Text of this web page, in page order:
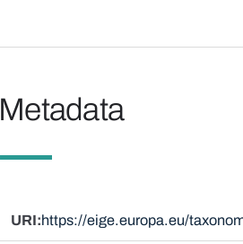
Metadata
URI https://eige.europa.eu/